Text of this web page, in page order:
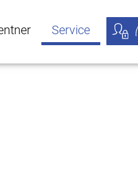
öffnen
Service